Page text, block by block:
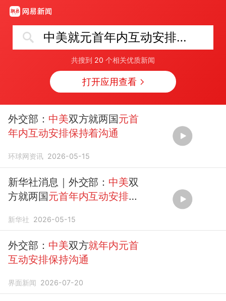
中美就元首年内互动安排保持着沟通
共搜到 20 个相关优质新闻
打开应用查看
外交部： 中美双方就两国元首
年内互动安排保持着沟通
环球网资讯 2026-05-15
新华社消息｜外交部： 中美双
方就两国元首年内互动安排保
新华社 2026-05-15
外交部： 中美双方就年内元首
互动安排保持沟通
界面新闻 2026-07-20